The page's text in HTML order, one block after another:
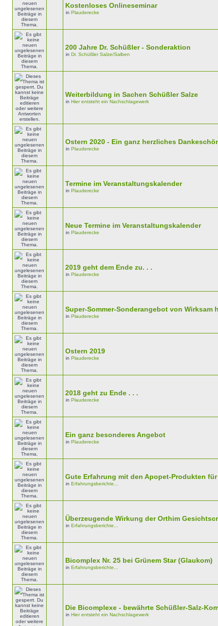
Kostenloses Onlineseminar
in Plauderecke
200 Jahre Dr. Schüßler - Sonderaktion
in Dr. Schüßler Salze/Salben
Weiterbildung in Sachen Schüßler Salze
in Hier entsteht ein Nachschlagewerk
Ostern 2020 - Ein ganz herzliches
in Plauderecke
Termine im Veranstaltungskalender
in Plauderecke
Neue Termine im Veranstaltungskalender
in Plauderecke
2019 geht dem Ende zu. . .
in Plauderecke
Super-Sommer-Sonderangebot von Wirksam
in Plauderecke
Ostern 2019
in Plauderecke
2018 geht zu Ende . . .
in Plauderecke
Ein ganz besonderes Angebot
in Plauderecke
Gute Erfahrung mit den Apopet-Produkten
in Erfahrungsberichte...
Überzeugende Wirkung der Orthim
in Erfahrungsberichte...
Bicomplex Nr. 25 bei Grünem Star (Glaukom)
in Erfahrungsberichte...
Die Bicomplexe - bewährte Schüßler-Salz-
in Hier entsteht ein Nachschlagewerk